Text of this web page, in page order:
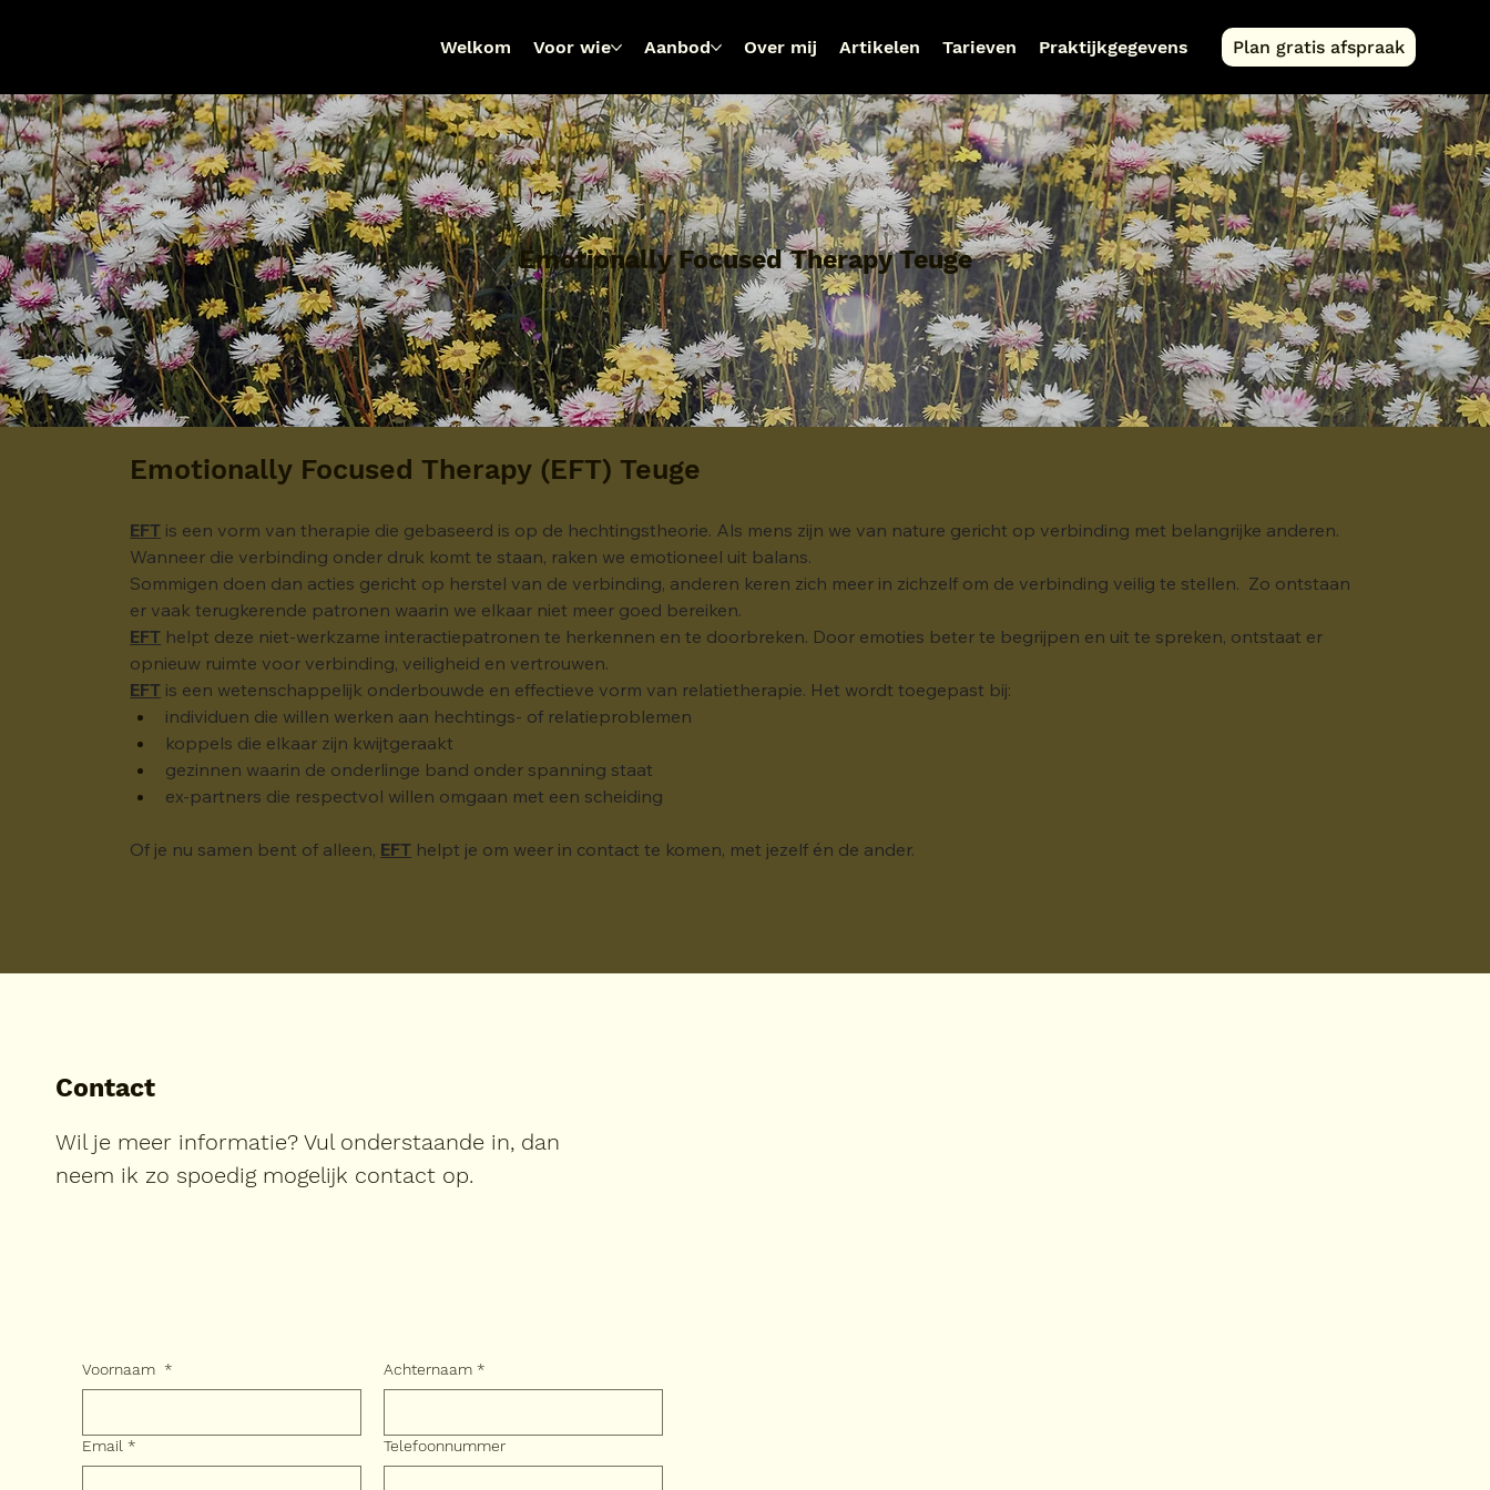
Welkom Voor wie Aanbod Over mij Artikelen Tarieven Praktijkgegevens Plan gratis afspraak
Emotionally Focused Therapy Teuge
Emotionally Focused Therapy (EFT) Teuge
EFT is een vorm van therapie die gebaseerd is op de hechtingstheorie. Als mens zijn we van nature gericht op verbinding met belangrijke anderen.
Wanneer die verbinding onder druk komt te staan, raken we emotioneel uit balans.
Sommigen doen dan acties gericht op herstel van de verbinding, anderen keren zich meer in zichzelf om de verbinding veilig te stellen.  Zo ontstaan
er vaak terugkerende patronen waarin we elkaar niet meer goed bereiken.
EFT helpt deze niet-werkzame interactiepatronen te herkennen en te doorbreken. Door emoties beter te begrijpen en uit te spreken, ontstaat er
opnieuw ruimte voor verbinding, veiligheid en vertrouwen.
EFT is een wetenschappelijk onderbouwde en effectieve vorm van relatietherapie. Het wordt toegepast bij:
individuen die willen werken aan hechtings- of relatieproblemen
koppels die elkaar zijn kwijtgeraakt
gezinnen waarin de onderlinge band onder spanning staat
ex-partners die respectvol willen omgaan met een scheiding
Of je nu samen bent of alleen, EFT helpt je om weer in contact te komen, met jezelf én de ander.
Contact
Wil je meer informatie? Vul onderstaande in, dan
neem ik zo spoedig mogelijk contact op.
Voornaam * Achternaam *
Email * Telefoonnummer